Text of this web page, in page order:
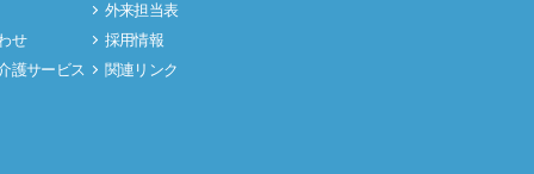
外来担当表
せ
採用情報
護サービス
関連リンク